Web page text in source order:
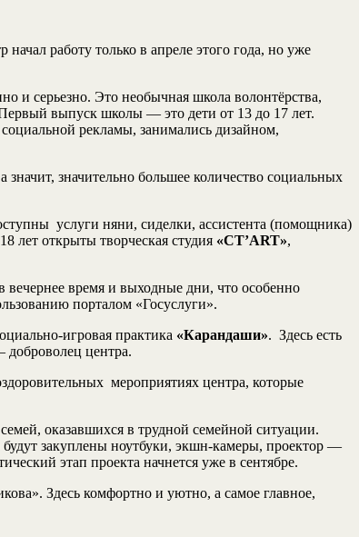
работу только в апреле этого года, но уже
и серьезно. Это необычная школа волонтёрства,
выпуск школы — это дети от 13 до 17 лет.
рекламы, занимались дизайном,
значительно большее количество социальных
услуги няни, сиделки, ассистента (помощника)
открыты творческая студия «СТ’ART»,
время и выходные дни, что особенно
порталом «Госуслуги».
игровая практика «Карандаши». Здесь есть
доброволец центра.
мероприятиях центра, которые
оказавшихся в трудной семейной ситуации.
закуплены ноутбуки, экшн-камеры, проектор —
этап проекта начнется уже в сентябре.
Здесь комфортно и уютно, а самое главное,